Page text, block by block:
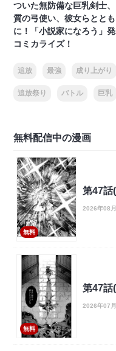
ついた無防備な巨乳剣士
質の弓使い、彼女らとと
に！「小説家になろう」
コミカライズ！
追放 最強 成り上がり
追放祭り バトル 巨乳
無料配信中の漫画
無料
第47話
2026年08
無料
第47話
2026年07